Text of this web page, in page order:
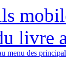
livre
menu des